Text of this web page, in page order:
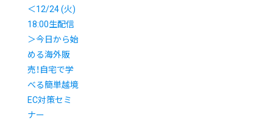
＜12/24 (火)
18:00生配信
＞今日から始
める海外販
売！自宅で学
べる簡単越境
EC対策セミ
ナー